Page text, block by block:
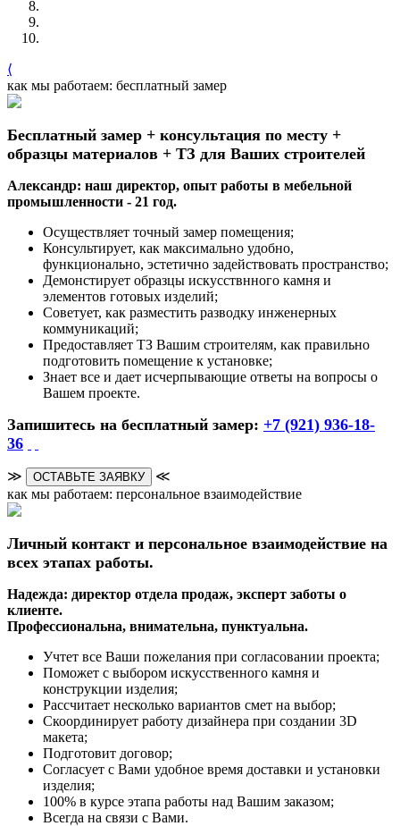
⟨
как мы работаем: бесплатный замер
Бесплатный замер + консультация по месту +
образцы материалов + ТЗ для Ваших строителей
Александр: наш директор, опыт работы в мебельной
промышленности - 21 год.
Осуществляет точный замер помещения;
Консультирует, как максимально удобно,
функционально, эстетично задействовать пространство;
Демонстирует образцы искусствнного камня и
элементов готовых изделий;
Советует, как разместить разводку инженерных
коммуникаций;
Предоставляет ТЗ Вашим строителям, как правильно
подготовить помещение к установке;
Знает все и дает исчерпывающие ответы на вопросы о
Вашем проекте.
Запишитесь на бесплатный замер: +7 (921) 936-18-
36
≫ ОСТАВЬТЕ ЗАЯВКУ
≪
как мы работаем: персональное взаимодействие
Личный контакт и персональное взаимодействие на
всех этапах работы.
Надежда: директор отдела продаж, эксперт заботы о
клиенте.
Профессиональна, внимательна, пунктуальна.
Учтет все Ваши пожелания при согласовании проекта;
Поможет с выбором искусственного камня и
конструкции изделия;
Рассчитает несколько вариантов смет на выбор;
Скоординирует работу дизайнера при создании 3D
макета;
Подготовит договор;
Согласует с Вами удобное время доставки и установки
изделия;
100% в курсе этапа работы над Вашим заказом;
Всегда на связи с Вами.